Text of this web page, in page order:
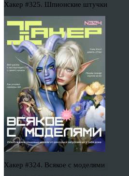
Хакер #325. Шпионские штучки
Хакер #324. Всякое с моделями